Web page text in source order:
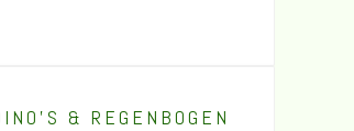
& REGENBOGEN